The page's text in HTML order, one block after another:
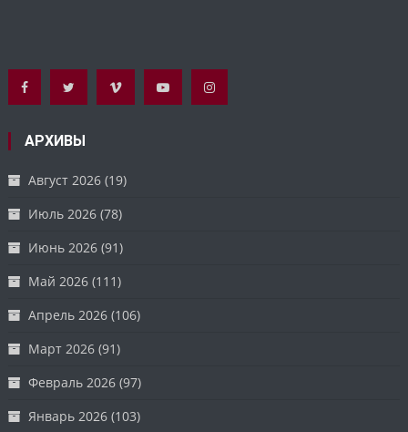
АРХИВЫ
Август 2026 (19)
Июль 2026 (78)
Июнь 2026 (91)
Май 2026 (111)
Апрель 2026 (106)
Март 2026 (91)
Февраль 2026 (97)
Январь 2026 (103)